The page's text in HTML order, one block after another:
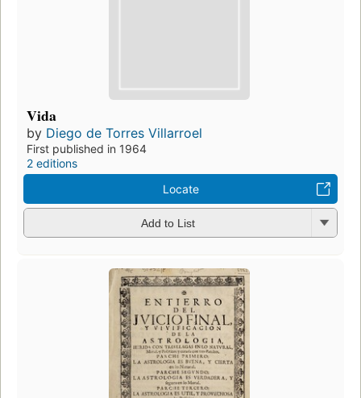
Vida
by Diego de Torres Villarroel
First published in 1964
2 editions
Locate
Add to List